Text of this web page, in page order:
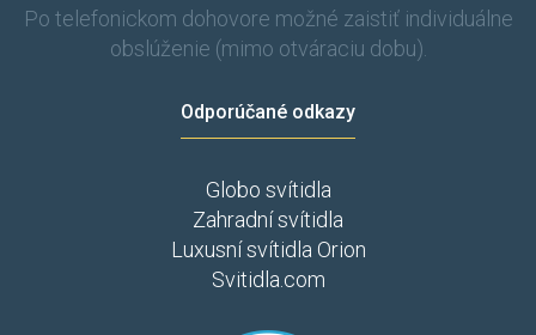
Po telefonickom dohovore možné zaistiť individuálne
obslúženie (mimo otváraciu dobu).
Odporúčané odkazy
Globo svítidla
Zahradní svítidla
Luxusní svítidla Orion
Svitidla.com